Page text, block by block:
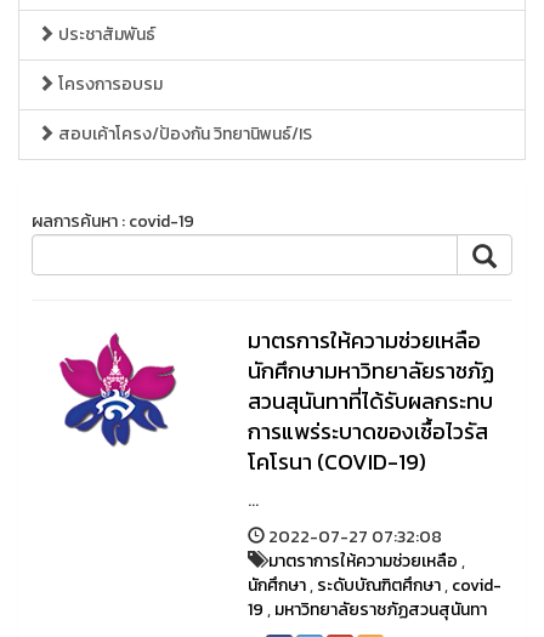
ประชาสัมพันธ์
โครงการอบรม
สอบเค้าโครง/ป้องกัน วิทยานิพนธ์/IS
ผลการค้นหา : covid-19
มาตรการให้ความช่วยเหลือ
นักศึกษามหาวิทยาลัยราชภัฏ
สวนสุนันทาที่ได้รับผลกระทบ
การแพร่ระบาดของเชื้อไวรัส
โคโรนา (COVID-19)
...
2022-07-27 07:32:08
มาตราการให้ความช่วยเหลือ,
นักศึกษา,ระดับบัณฑิตศึกษา,covid-
19,มหาวิทยาลัยราชภัฏสวนสุนันทา